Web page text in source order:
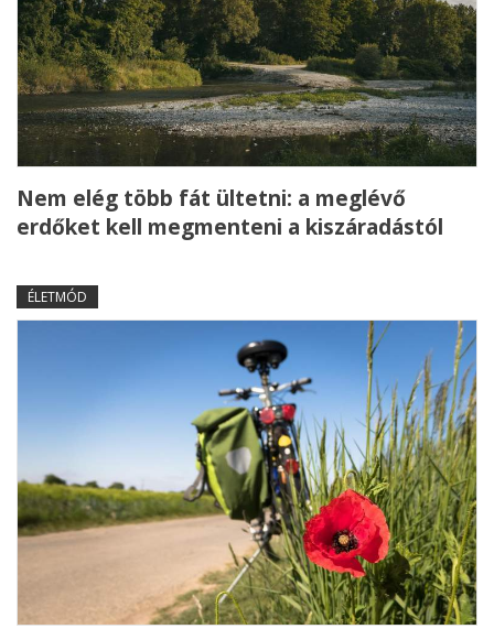
Nem elég több fát ültetni: a meglévő
erdőket kell megmenteni a kiszáradástól
ÉLETMÓD